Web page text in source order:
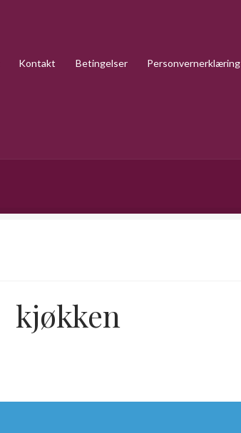
Kontakt Betingelser Personvernerklæring
kjøkken